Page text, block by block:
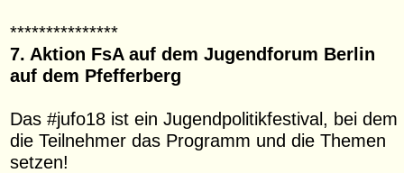
***************
7. Aktion FsA auf dem Jugendforum Berlin
auf dem Pfefferberg
Das #jufo18 ist ein Jugendpolitikfestival, bei dem
die Teilnehmer das Programm und die Themen
setzen!